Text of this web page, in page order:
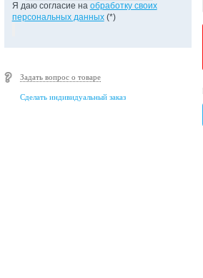
Я даю согласие на обработку своих
персональных данных(*)
Задать вопрос о товаре
Сделать индивидуальный заказ